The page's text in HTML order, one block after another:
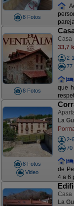
8 Fotos
8 Fotos
Casa
33,7
2-
77
que
8 Fotos
Video
La
2-
70
de
4 a 6
Casa
La